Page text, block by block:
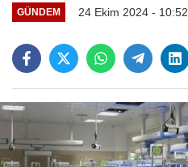
GÜNDEM 24 Ekim 2024 - 10:52